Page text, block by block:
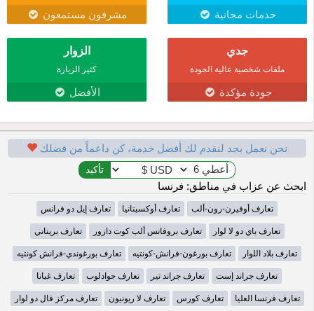
خدمات مجانية مشرفون مستمعون
جدي
ملفات شخصية عالية الجودة
جودة مؤكدة
الزوار
كثير الزيارة
الأفضل
نحن نعمل بجد لنقدم لك أفضل خدمة، كن داعماً من فضلك
ابحث عن عزاب في مناطق: فرنسا
تعارف أوفيرن-رون-ألب تعارف أوكسيتانيا تعارف إيل دو فرانس
تعارف باي دو لا لوار تعارف بروفانس ألب كوت دازور تعارف بريتاني
تعارف بلاد اللوار تعارف بورغون-فرانش-كونتيه تعارف بورغوندي-فرانش كونتيه
تعارف جراند إست تعارف جراند تير تعارف جوادلوب تعارف غيانا
تعارف فرنسا العليا تعارف كورس تعارف لا ريونيون تعارف مركز فال دو لوار